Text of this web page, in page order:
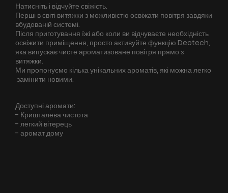
Натисніть і відчуйте свіжість.
Перші в світі витяжки з можливістю освіжати повітря завдяки
вбудованій системі.
Після приготування їжі або коли ви відчуваєте необхідність
освіжити приміщення, просто активуйте функцію Deotech,
яка випускає чисте ароматизоване повітря прямо з
витяжки.
Ми пропонуємо кілька унікальних ароматів, які можна легко
замінити новими.
Доступні аромати:
- Кришталева чистота
- легкий вітерець
- аромат дому